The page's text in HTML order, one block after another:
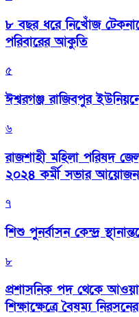
৮ বছর ধরে নিখোঁজ
পরিবারের আকুতি
৫
ঈশ্বরগঞ্জ রাজিবপুর
৬
রাজশাহী মহিলা পরিষদ
২০২৪ কর্মী সভার আয়োজন
৭
শিশু পুনর্বাসন কেন্দ্র
৮
প্রশাসনিক পদ থেকে
শিক্ষাক্ষেত্রে বৈষম্য